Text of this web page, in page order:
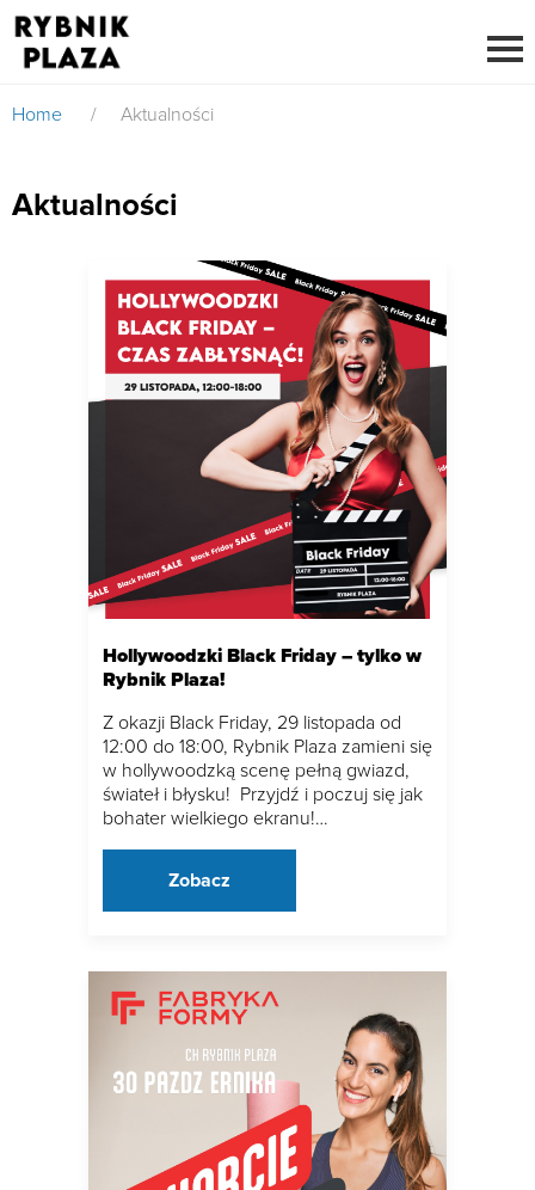
Home / Aktualności
Aktualności
Hollywoodzki Black Friday – tylko w
Rybnik Plaza!
Z okazji Black Friday, 29 listopada od
12:00 do 18:00, Rybnik Plaza zamieni się
w hollywoodzką scenę pełną gwiazd,
świateł i błysku! Przyjdź i poczuj się jak
bohater wielkiego ekranu!…
Zobacz